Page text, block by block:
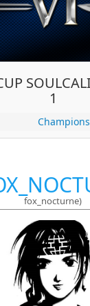
1
fox_nocturne)